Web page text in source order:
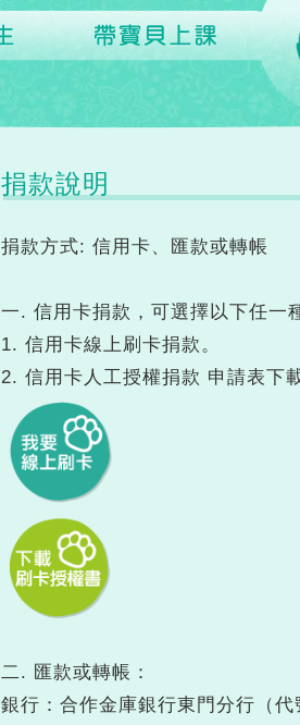
捐款說明
捐款方式: 信用卡、匯款或轉帳
一. 信用卡捐款，可選擇以下任一
1. 信用卡線上刷卡捐款。
2. 信用卡人工授權捐款 申請表下
二. 匯款或轉帳：
銀行：合作金庫銀行東門分行（代